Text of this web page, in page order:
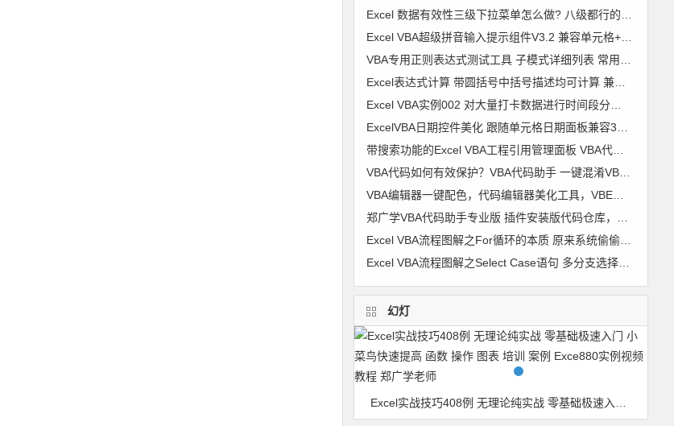
Excel 数据有效性三级下拉菜单怎么做? 八级都行的无限级别下拉菜单级联列表 VBA通用组件使用说明
Excel VBA超级拼音输入提示组件V3.2 兼容单元格+控件+窗体 郑广学 VBA 拼音输入提示
VBA专用正则表达式测试工具 子模式详细列表 常用表达式及标准正则代码模块 郑广学 作品 图文
Excel表达式计算 带圆括号中括号描述均可计算 兼容64位Excel 支持超过255字符【VIP视频教程】VBA精彩实例006
Excel VBA实例002 对大量打卡数据进行时间段分组 考勤时间段划分【VIP视频教程】
ExcelVBA日期控件美化 跟随单元格日期面板兼容32位+64位及WPS 窗体 日历控件 窗体跟随单元格代码 图文
带搜索功能的Excel VBA工程引用管理面板 VBA代码助手专业版最新功能
VBA代码如何有效保护？VBA代码助手 一键混淆VBA代码 变成你自己也不认识的样子
VBA编辑器一键配色，代码编辑器美化工具，VBE颜色修改器 VBA颜色修改器 软件使用详解
郑广学VBA代码助手专业版 插件安装版代码仓库，代码管理，VBA代码对齐，代码排版，破解工程密码，隐藏模块，代码混淆，自动插入代码 兼容64
Excel VBA流程图解之For循环的本质 原来系统偷偷干了很多事
Excel VBA流程图解之Select Case语句 多分支选择的最佳选择
幻灯
Excel实战技巧408例 无理论纯实战 零基础极速入门 小菜鸟快速提高 函数 操作 图表 培训 案例 Exce880实例视频教程 郑广学老师